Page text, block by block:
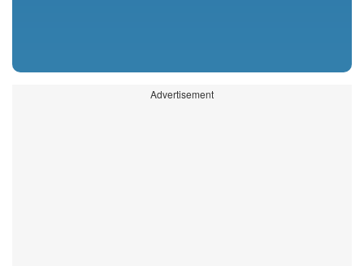
Advertisement